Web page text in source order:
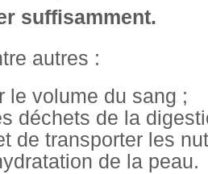
suffisamment.
autres :
le volume du sang ;
déchets de la
de transporter les
de la peau.